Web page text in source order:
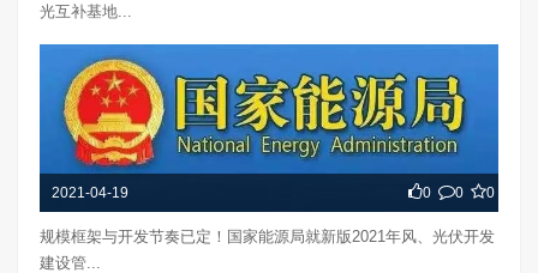
光互补基地...
2021-04-19 0 0 0
规模框架与开发节奏已定！国家能源局就新版2021年风、光伏开发
建设管...